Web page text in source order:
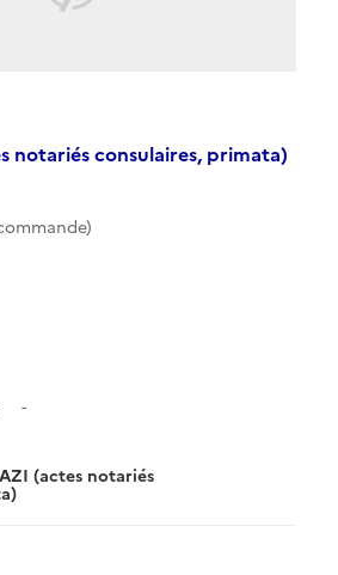
notariés consulaires, primata)
-
(actes notariés